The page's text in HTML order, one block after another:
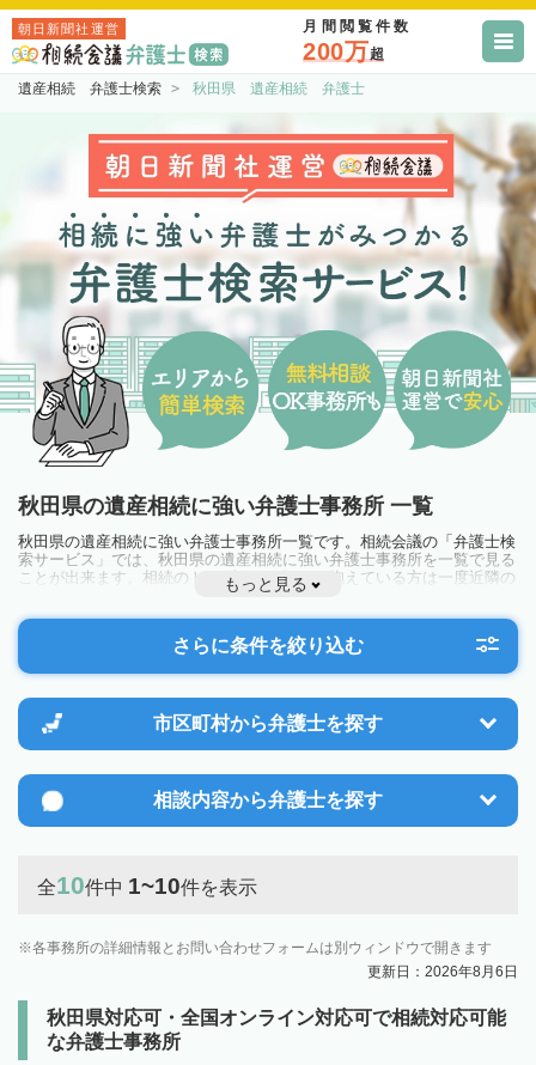
朝日新聞社運営 月間閲覧件数
200万超
遺産相続 弁護士検索 秋田県 遺産相続 弁護士
秋田県の遺産相続に強い弁護士事務所 一覧
秋田県の遺産相続に強い弁護士事務所一覧です。相続会議の「弁護士検
索サービス」では、秋田県の遺産相続に強い弁護士事務所を一覧で見る
ことが出来ます。相続のトラブルやお悩みを抱えている方は一度近隣の
弁護士に相談してみましょう。
もっと見る
さらに条件を絞り込む
市区町村から弁護士を探す
相談内容から弁護士を探す
全10件中 1~10件を表示
各事務所の詳細情報とお問い合わせフォームは別ウィンドウで開きます
更新日：2026年8月6日
秋田県対応可・全国オンライン対応可で相続対応可能
な弁護士事務所